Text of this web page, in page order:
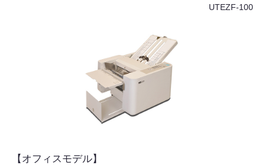
UTEZF-100
【オフィスモデル】